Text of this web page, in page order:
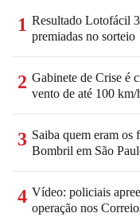
1 Resultado Lotofácil
premiadas no sorteio
2 Gabinete de Crise é
vento de até 100 km/
3 Saiba quem eram os
Bombril em São
4 Vídeo: policiais
operação nos